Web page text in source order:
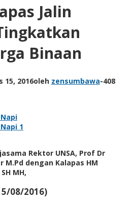
Jalin
Binaan
15, 2016oleh zensumbawa-408
Rektor UNSA, Prof Dr
M.Pd dengan Kalapas HM
MH,
08/2016)